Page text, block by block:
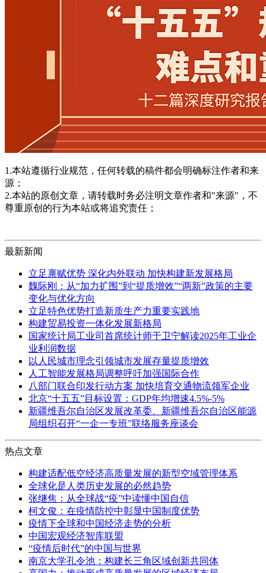
1.本站遵循行业规范，任何转载的稿件都会明确标注作者和来
源；
2.本站的原创文章，请转载时务必注明文章作者和"来源"，不
尊重原创的行为本站或将追究责任；
最新新闻
立足禀赋优势 深化内外联动 加快构建新发展格局
魏际刚：从“加力扩围”到“提质增效”“两新”政策的主要
变化与优化方向
立足特色优势打造新质生产力重要实践地
构建贸易投资一体化发展新格局
国家统计局工业司首席统计师于卫宁解读2025年工业企
业利润数据
以人民城市理念引领城市发展存量提质增效
人工智能发展格局调整呼吁加强国际合作
八部门联合印发行动方案 加快培育交通物流领军企业
北京“十五五”目标设置：GDP年均增速4.5%-5%
新疆维吾尔自治区发展改革委、新疆维吾尔自治区能源
局组织召开“一企一专班”联络服务座谈会
热点文章
构建适配低空经济高质量发展的新型空域管理体系
全球化是人类历史发展的必然趋势
张继焦：从全球战“疫”中读懂中国自信
柯文俊：在疫情防控中彰显中国制度优势
疫情下全球和中国经济走势的分析
中国宏观经济智库联盟
“疫情后时代”的中国与世界
南京大学孔令池：构建长三角区域创新共同体